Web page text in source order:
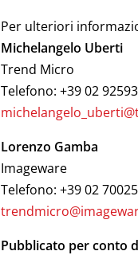
Per ulteriori
Michelangelo Uberti
Trend Micro
Telefono: +39 02
Lorenzo Gamba
Imageware
Telefono: +39 02
Pubblicato per conto